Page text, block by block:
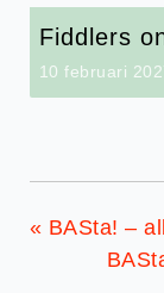
Fiddlers
10 februari
« BASta! –